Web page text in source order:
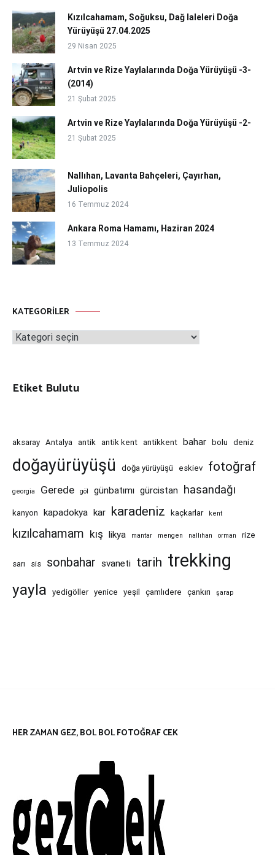
Kızılcahamam, Soğuksu, Dağ laleleri Doğa
Yürüyüşü 27.04.2025
29 Nisan 2025
Artvin ve Rize Yaylalarında Doğa Yürüyüşü -3-
(2014)
21 Şubat 2025
Artvin ve Rize Yaylalarında Doğa Yürüyüşü -2-
21 Şubat 2025
Nallıhan, Lavanta Bahçeleri, Çayırhan,
Juliopolis
16 Temmuz 2024
Ankara Roma Hamamı, Haziran 2024
13 Temmuz 2024
KATEGORILER
Kategoriler
Etiket Bulutu
aksaray Antalya antik antik kent antikkent bahar bolu deniz
doğayürüyüşü doğa yürüyüşü eskiev fotoğraf
georgia Gerede göl günbatımı gürcistan hasandağı
kanyon kapadokya kar karadeniz kaçkarlar kent
kızılcahamam kış likya mantar mengen nallıhan orman rize
sarı sis sonbahar svaneti tarih trekking
yayla yedigöller yenice yeşil çamlıdere çankırı şarap
HER ZAMAN GEZ, BOL BOL FOTOĞRAF CEK